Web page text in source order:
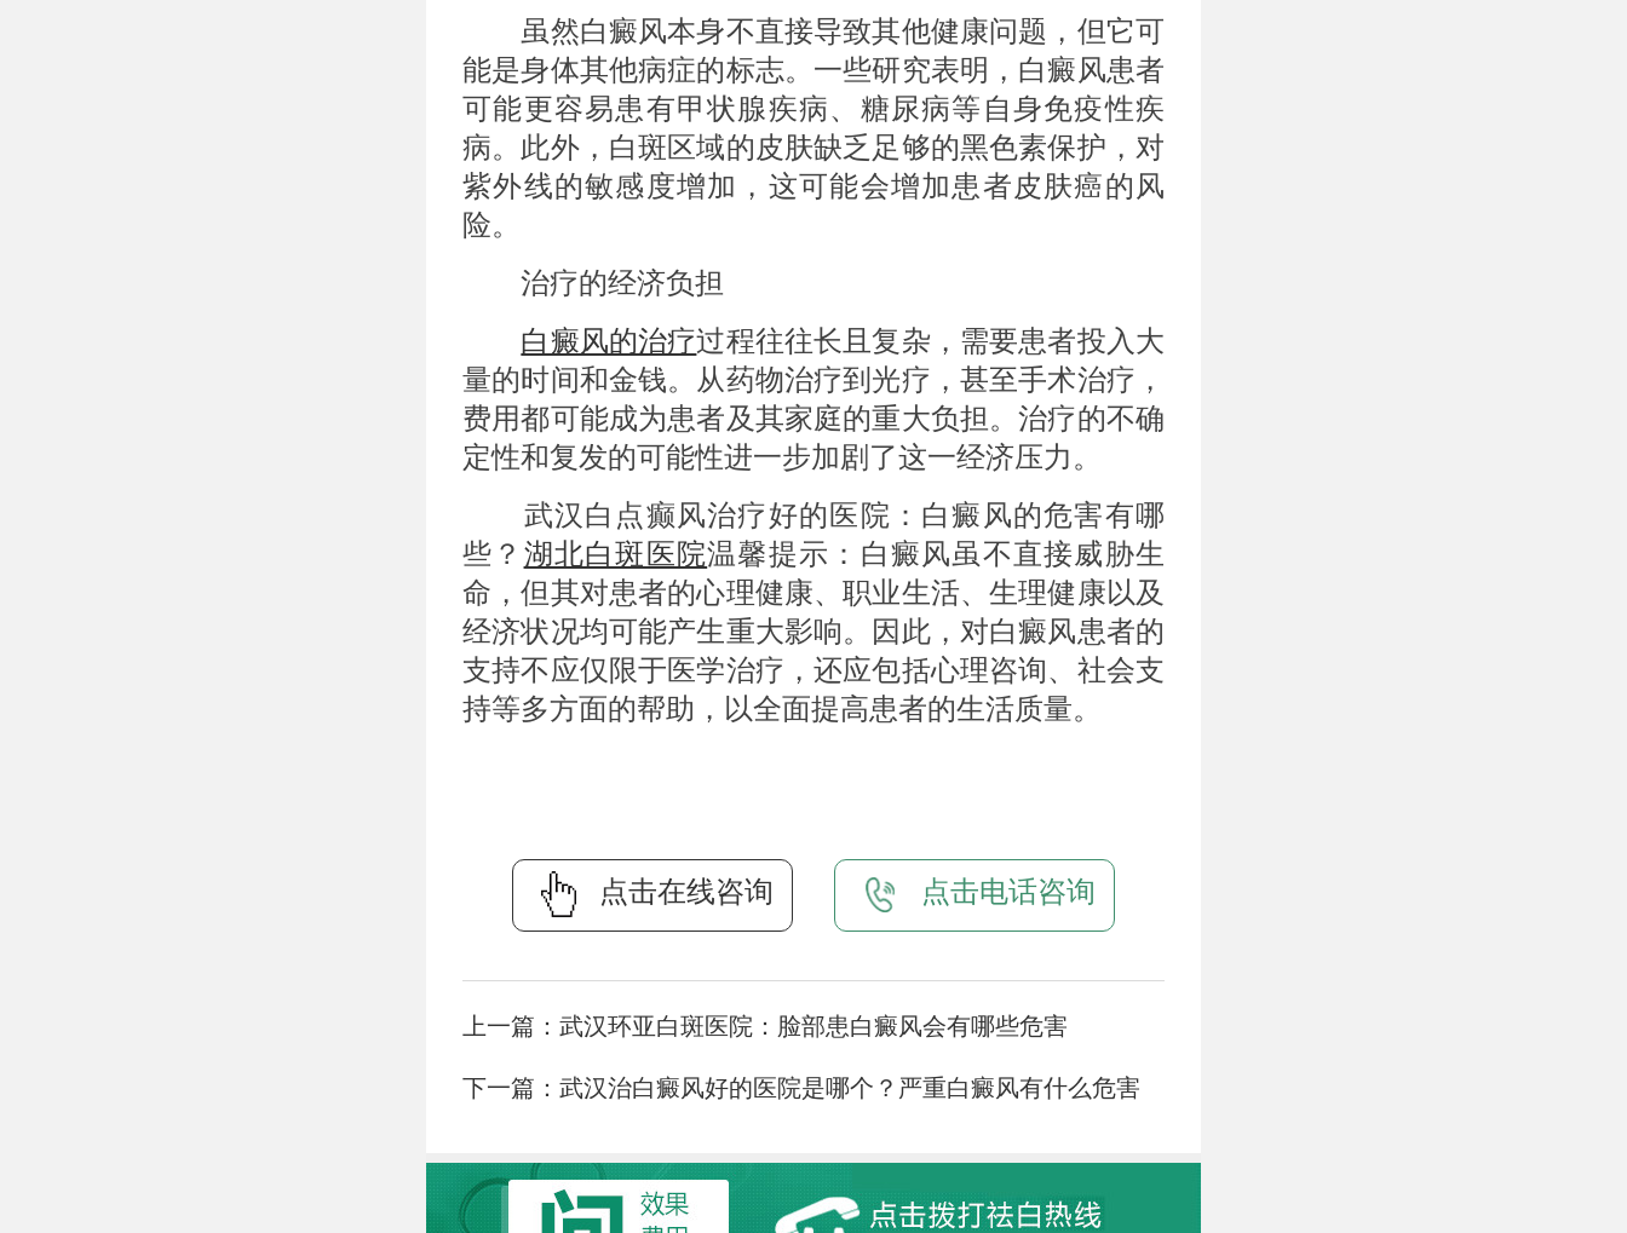
虽然白癜风本身不直接导致其他健康问题，但它可
能是身体其他病症的标志。一些研究表明，白癜风患者
可能更容易患有甲状腺疾病、糖尿病等自身免疫性疾
病。此外，白斑区域的皮肤缺乏足够的黑色素保护，对
紫外线的敏感度增加，这可能会增加患者皮肤癌的风
险。
治疗的经济负担
白癜风的治疗过程往往长且复杂，需要患者投入大
量的时间和金钱。从药物治疗到光疗，甚至手术治疗，
费用都可能成为患者及其家庭的重大负担。治疗的不确
定性和复发的可能性进一步加剧了这一经济压力。
武汉白点癫风治疗好的医院：白癜风的危害有哪
些？ 湖北白斑医院温馨提示：白癜风虽不直接威胁生
命，但其对患者的心理健康、职业生活、生理健康以及
经济状况均可能产生重大影响。因此，对白癜风患者的
支持不应仅限于医学治疗，还应包括心理咨询、社会支
持等多方面的帮助，以全面提高患者的生活质量。
点击在线咨询 点击电话咨询
上一篇： 武汉环亚白斑医院：脸部患白癜风会有哪些危害
下一篇： 武汉治白癜风好的医院是哪个？严重白癜风有什么危害